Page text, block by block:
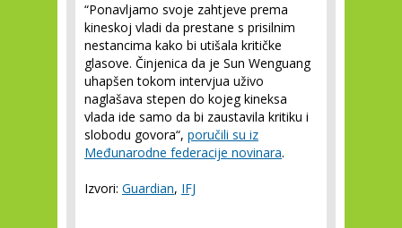
“Ponavljamo svoje zahtjeve prema
kineskoj vladi da prestane s prisilnim
nestancima kako bi utišala kritičke
glasove. Činjenica da je Sun Wenguang
uhapšen tokom intervjua uživo
naglašava stepen do kojeg kineksa
vlada ide samo da bi zaustavila kritiku i
slobodu govora“, poručili su iz
Međunarodne federacije novinara.
Izvori: Guardian, IFJ